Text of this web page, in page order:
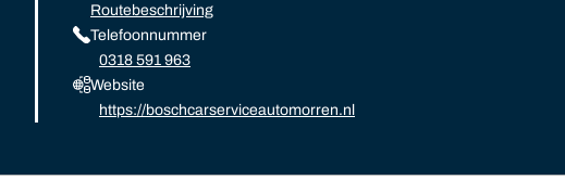
Routebeschrijving
Telefoonnummer
0318 591 963
Website
https://boschcarserviceautomorren.nl